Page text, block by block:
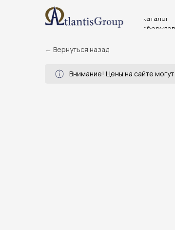
Каталог
← Вернуться назад
Внимание! Цены на сайте могут